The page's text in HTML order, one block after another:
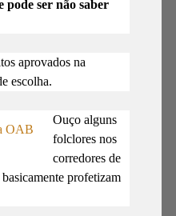
pode ser não saber
aprovados na
escolha.
Ouço alguns
folclores nos
corredores de
profetizam